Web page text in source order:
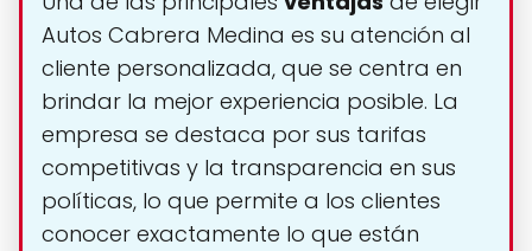
Autos Cabrera Medina es su atención al
cliente personalizada, que se centra en
brindar la mejor experiencia posible. La
empresa se destaca por sus tarifas
competitivas y la transparencia en sus
políticas, lo que permite a los clientes
conocer exactamente lo que están